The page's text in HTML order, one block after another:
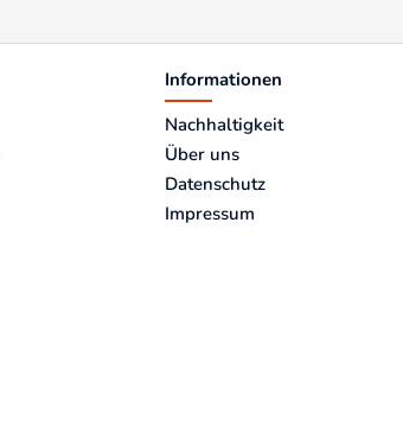
Informationen
Nachhaltigkeit
Über uns
Datenschutz
Impressum